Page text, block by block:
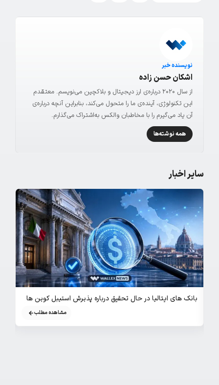
نویسنده خبر
اشکان حسن زاده
از سال ۲۰۲۰ درباره‌ی ارز دیجیتال و بلاکچین می‌نویسم. معتقدم
این تکنولوژی، آینده‌ی ما را متحول می‌کند، بنابراین آنچه درباره‌ی
آن یاد می‌گیرم را با مخاطبان والکس به‌اشتراک می‌گذارم.
همه نوشته‌ها
سایر اخبار
بانک های ایتالیا در حال تحقیق درباره پذیرش استیبل‌ کوین‌ ها
مشاهده مطلب